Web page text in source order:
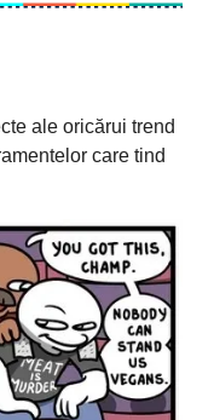
ale oricărui trend
care tind